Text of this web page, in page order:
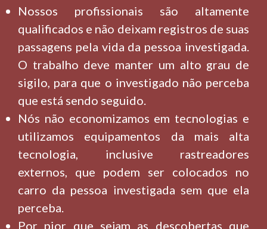
Nossos profissionais são altamente
qualificados e não deixam registros de suas
passagens pela vida da pessoa investigada.
O trabalho deve manter um alto grau de
sigilo, para que o investigado não perceba
que está sendo seguido.
Nós não economizamos em tecnologias e
utilizamos equipamentos da mais alta
tecnologia, inclusive rastreadores
externos, que podem ser colocados no
carro da pessoa investigada sem que ela
perceba.
Por pior que sejam as descobertas que